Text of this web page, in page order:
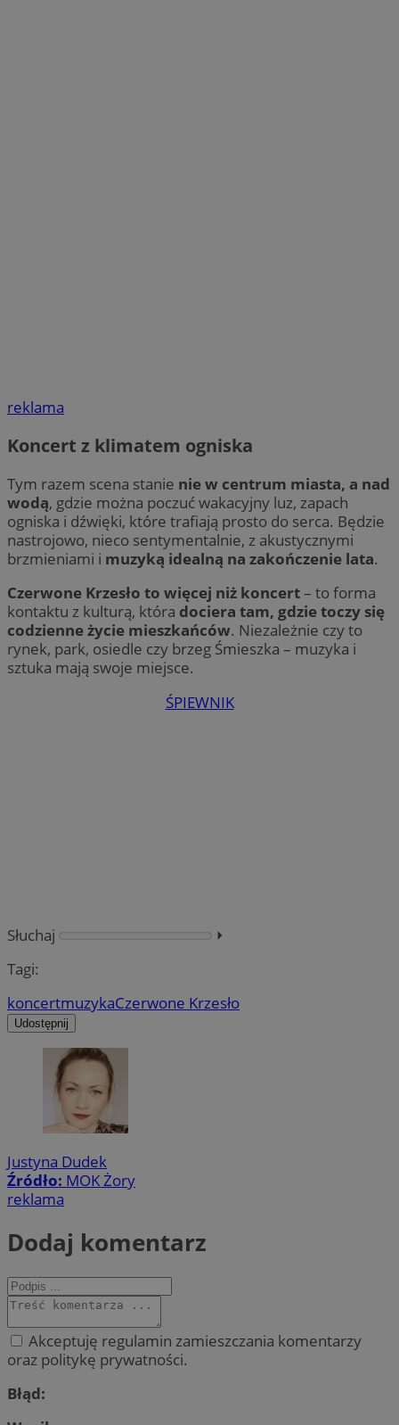
reklama
Koncert z klimatem ogniska
Tym razem scena stanie nie w centrum miasta, a nad
wodą, gdzie można poczuć wakacyjny luz, zapach
ogniska i dźwięki, które trafiają prosto do serca. Będzie
nastrojowo, nieco sentymentalnie, z akustycznymi
brzmieniami i muzyką idealną na zakończenie lata.
Czerwone Krzesło to więcej niż koncert– to forma
kontaktu z kulturą, która dociera tam, gdzie toczy się
codzienne życie mieszkańców. Niezależnie czy to
rynek, park, osiedle czy brzeg Śmieszka – muzyka i
sztuka mają swoje miejsce.
ŚPIEWNIK
Słuchaj
⏵︎
Tagi:
koncertmuzykaCzerwone Krzesło
Udostępnij
Justyna Dudek
Źródło: MOK Żory
reklama
Dodaj komentarz
Akceptuję regulamin zamieszczania komentarzy
oraz politykę prywatności.
Błąd: